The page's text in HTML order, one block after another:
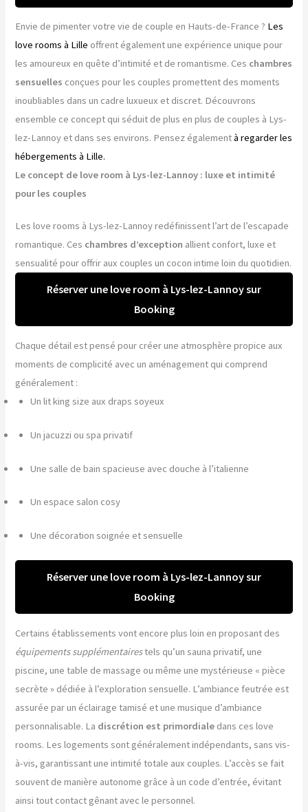
Envie de pimenter votre vie de couple en Hauts-de-France ? Les
love rooms à Lille offrent également une expérience unique pour
les amoureux en quête d’intimité et de romantisme. Ces chambres
sensuelles conçues pour les couples promettent des moments
inoubliables dans un cadre luxueux et discret. Découvrons
ensemble ce concept qui séduit de plus en plus de couples à Lys-
lez-Lannoy et dans ses environs. Pensez égalementà regarder les
hébergements à Lille.
Le concept de love room à Lys-lez-Lannoy : luxe et intimité
pour les couples
Les love rooms à Lys-lez-Lannoy redéfinissent l’art de l’escapade
romantique. Ces chambres d’exception allient confort, luxe et
sensualité pour offrir aux couples un cocon intime loin du quotidien.
Réserver une love room à Lys-lez-Lannoy sur
Booking
Chaque détail est pensé pour créer une atmosphère propice aux
moments de complicité avec un aménagement qui comprend
généralement :
Un lit king size aux draps soyeux
Un jacuzzi ou spa privatif
Une salle de bain spacieuse avec douche à l’italienne
Un espace salon cosy
Une décoration soignée et sensuelle
Réserver une love room à Lys-lez-Lannoy sur
Booking
Certains établissements vont encore plus loin en proposant des
équipements supplémentairestels qu’un sauna privatif, une
piscine, une table de massage ou même une mystérieuse « pièce
secrète » dédiée à l’exploration sensuelle. L’ambiance feutrée est
assurée par un éclairage tamisé et une musique d’ambiance
personnalisable. La discrétion est primordiale dans ces love
rooms. Les logements sont généralement indépendants, sans vis-
à-vis, garantissant une intimité totale aux couples. L’accès se fait
souvent de manière autonome grâce à un code d’entrée, évitant
ainsi tout contact gênant avec le personnel.